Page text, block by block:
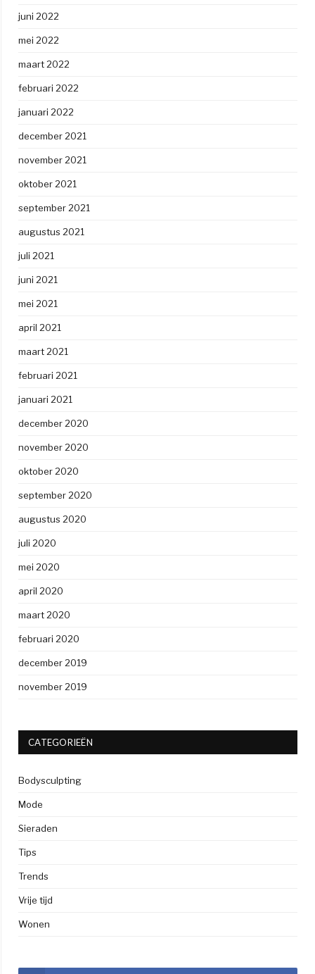
juni 2022
mei 2022
maart 2022
februari 2022
januari 2022
december 2021
november 2021
oktober 2021
september 2021
augustus 2021
juli 2021
juni 2021
mei 2021
april 2021
maart 2021
februari 2021
januari 2021
december 2020
november 2020
oktober 2020
september 2020
augustus 2020
juli 2020
mei 2020
april 2020
maart 2020
februari 2020
december 2019
november 2019
CATEGORIEËN
Bodysculpting
Mode
Sieraden
Tips
Trends
Vrije tijd
Wonen